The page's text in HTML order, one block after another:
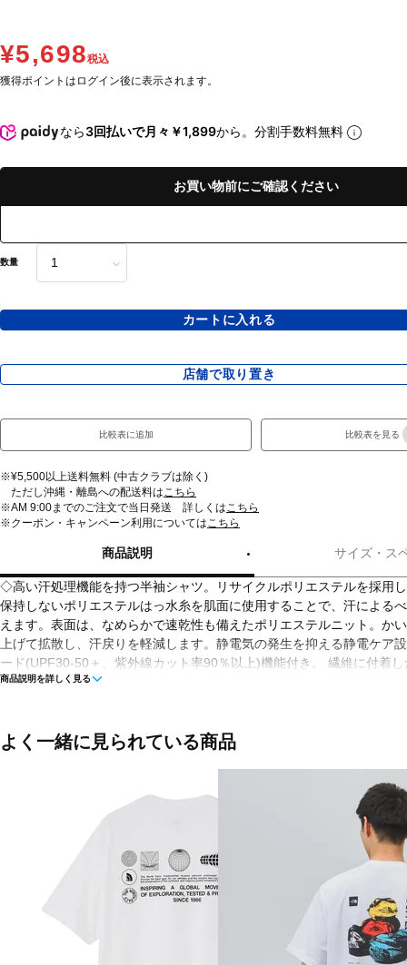
¥5,698税込
獲得ポイントはログイン後に表示されます。
なら3回払いで月々￥1,899から。分割手数料無料
お買い物前にご確認ください
数量
カートに入れる
店舗で取り置き
比較表に追加 比較表を見る
※¥5,500以上送料無料 (中古クラブは除く)
ただし沖縄・離島への配送料は こちら
※AM 9:00までのご注文で当日発送 詳しくは こちら
※クーポン・キャンペーン利用については こちら
商品説明 サイズ・ス
◇高い汗処理機能を持つ半袖シャツ。リサイクルポリエステルを採用
保持しないポリエステルはっ水糸を肌面に使用することで、汗による
えます。表面は、なめらかで速乾性も備えたポリエステルニット。か
上げて拡散し、汗戻りを軽減します。静電気の発生を抑える静電ケア
ード(UPF30-50＋、紫外線カット率90％以上)機能付き。 繊維に付着
殖を抑えて、汗によるにおいの発生を軽減するポリジン加工を施して
スモークグリーン(IG：アイスバーググリーン)
チャコールグレー(ZE：ミックスチャコール2)
■素材：FLASHDRY 3D Super Light Recycled Polyester DWR Backer(
■生産国：ベトナム
■2025 Spring＆Summer モデル
商品説明を詳しく見る
よく一緒に見られている商品